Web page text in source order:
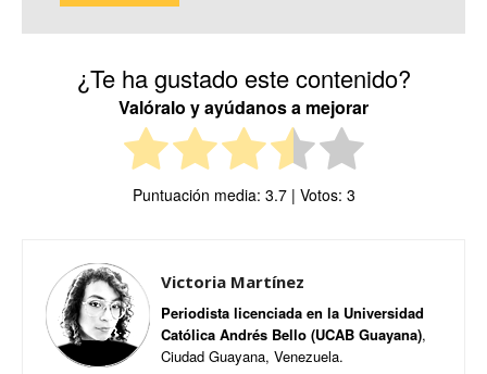
¿Te ha gustado este contenido?
Valóralo y ayúdanos a mejorar
Puntuación media: 3.7| Votos: 3
Victoria Martínez
Periodista licenciada en la Universidad
Católica Andrés Bello (UCAB Guayana),
Ciudad Guayana, Venezuela.